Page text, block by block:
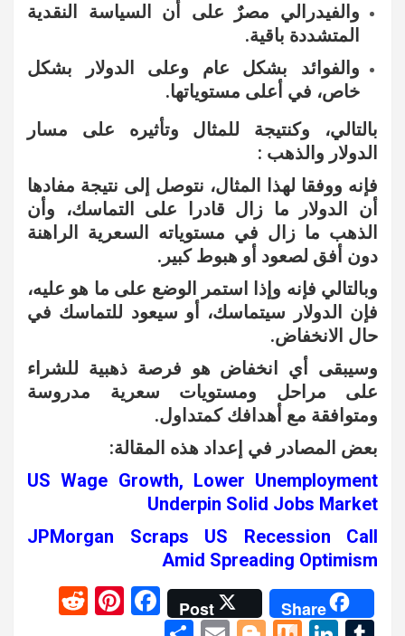
والفيدرالي مصرٌ على أن السياسة النقدية
المتشددة باقية.
والفوائد بشكل عام وعلى الدولار بشكل
خاص، في أعلى مستوياتها.
بالتالي، وكنتيجة للمثال وتأثيره على مسار
الدولار والذهب :
فإنه ووفقا لهذا المثال، نتوصل إلى نتيجة مفادها
أن الدولار ما زال قادرا على التماسك، وأن
الذهب ما زال في مستوياته السعرية الراهنة
دون أفق لصعود أو هبوط كبير.
وبالتالي فإنه وإذا استمر الوضع على ما هو عليه،
فإن الدولار سيتماسك، أو سيعود للتماسك في
حال الانخفاض.
وسيبقى أي انخفاض هو فرصة ذهبية للشراء
على مراحل ومستويات سعرية مدروسة
ومتوافقة مع أهدافك كمتداول.
بعض المصادر في إعداد هذه المقالة:
US Wage Growth, Lower Unemployment
Underpin Solid Jobs Market
JPMorgan Scraps US Recession Call
Amid Spreading Optimism
Share
Post
F
Pi